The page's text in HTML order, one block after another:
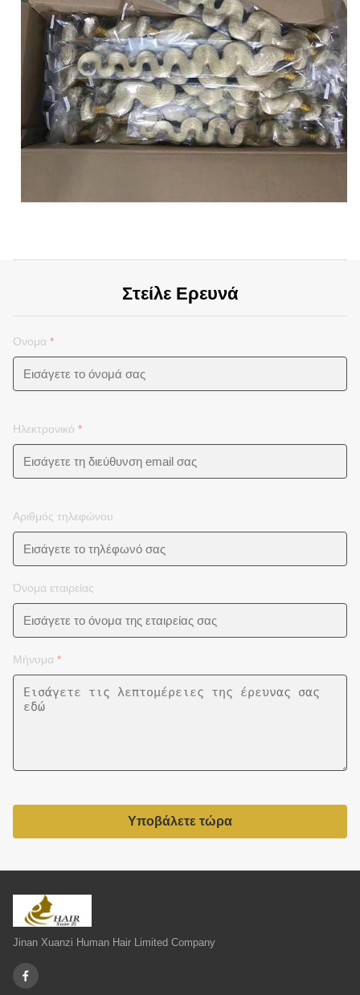
Στείλε Ερευνά
Ονομα *
Ηλεκτρονικό *
Αριθμός τηλεφώνου
Όνομα εταιρείας
Μήνυμα *
Υποβάλετε τώρα
Jinan Xuanzi Human Hair Limited Company